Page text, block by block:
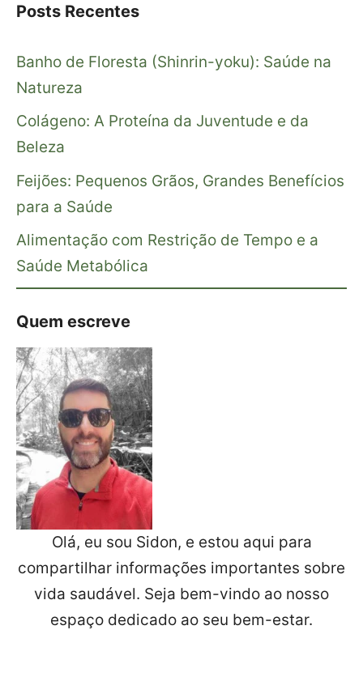
Posts Recentes
Banho de Floresta (Shinrin-yoku): Saúde na
Natureza
Colágeno: A Proteína da Juventude e da
Beleza
Feijões: Pequenos Grãos, Grandes Benefícios
para a Saúde
Alimentação com Restrição de Tempo e a
Saúde Metabólica
Quem escreve
Olá, eu sou Sidon, e estou aqui para
compartilhar informações importantes sobre
vida saudável. Seja bem-vindo ao nosso
espaço dedicado ao seu bem-estar.